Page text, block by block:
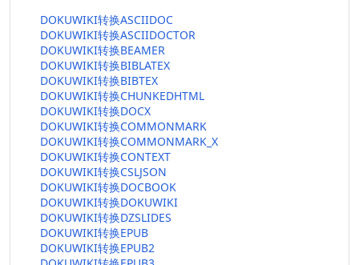
DOKUWIKI转换ASCIIDOC
DOKUWIKI转换ASCIIDOCTOR
DOKUWIKI转换BEAMER
DOKUWIKI转换BIBLATEX
DOKUWIKI转换BIBTEX
DOKUWIKI转换CHUNKEDHTML
DOKUWIKI转换DOCX
DOKUWIKI转换COMMONMARK
DOKUWIKI转换COMMONMARK_X
DOKUWIKI转换CONTEXT
DOKUWIKI转换CSLJSON
DOKUWIKI转换DOCBOOK
DOKUWIKI转换DOKUWIKI
DOKUWIKI转换DZSLIDES
DOKUWIKI转换EPUB
DOKUWIKI转换EPUB2